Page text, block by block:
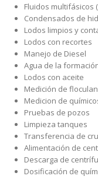
Fluidos multifásicos
Condensados de
Lodos limpios y
Lodos con recortes
Manejo de Diesel
Agua de la
Lodos con aceite
Medición de
Medicion de
Pruebas de pozos
Limpieza tanques
Transferencia de
Alimentación de
Descarga de
Dosificación de